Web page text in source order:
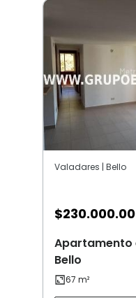
Valadares | Bello
$
Apartamento
Bello